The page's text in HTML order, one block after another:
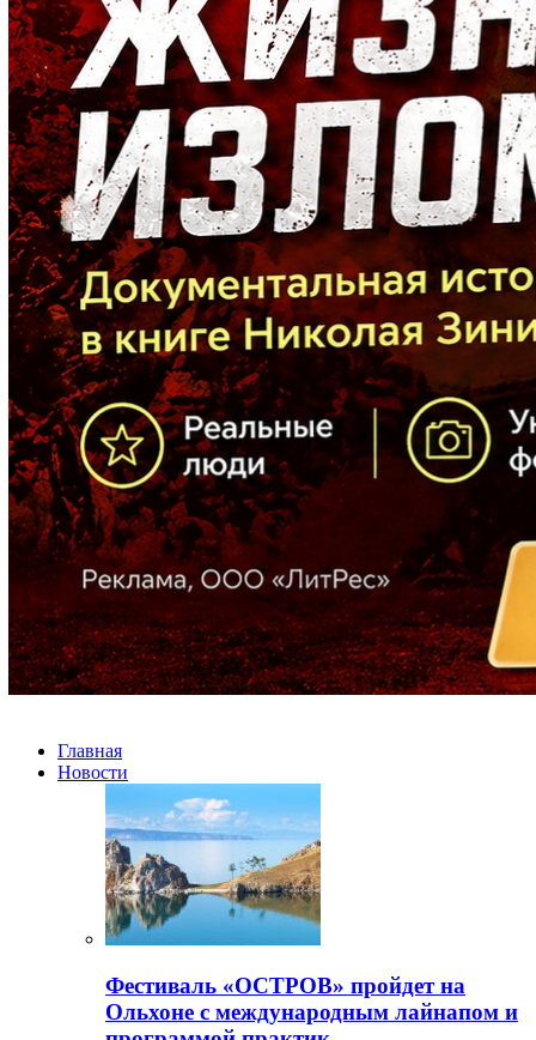
Главная
Новости
Фестиваль «ОСТРОВ» пройдет на
Ольхоне с международным лайнапом и